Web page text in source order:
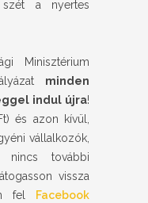
a nyertes
Minisztérium
minden
indul újra!
és azon kívül,
vállalkozók,
nincs további
vissza
fel
Facebook